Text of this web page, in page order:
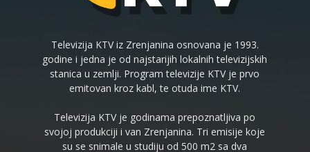
Televizija KTV iz Zrenjanina osnovana je 1993.
godine i jedna je od najstarijih lokalnih televizijskih
stanica u zemlji. Program televizije KTV je prvo
emitovan kroz kabl, te otuda ime KTV.
Televizija KTV je godinama prepoznatljiva po
svojoj produkciji i van Zrenjanina. Tri emisije koje
su se snimale u studiju od 500 m2 sa dva